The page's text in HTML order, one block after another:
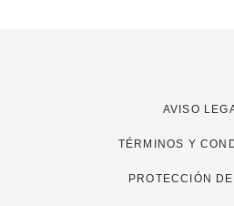
AVISO
TÉRMINOS Y
PROTECCIÓN